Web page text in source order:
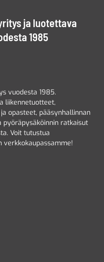
ja luotettava
1985
vuodesta 1985.
liikennetuotteet,
opasteet, pääsynhallinnan
pyöräpysäköinnin ratkaisut
Voit tutustua